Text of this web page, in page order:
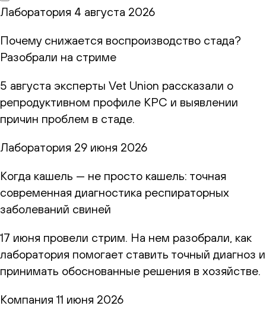
Лаборатория 4 августа 2026
Почему снижается воспроизводство стада?
Разобрали на стриме
5 августа эксперты Vet Union рассказали о
репродуктивном профиле КРС и выявлении
причин проблем в стаде.
Лаборатория 29 июня 2026
Когда кашель — не просто кашель: точная
современная диагностика респираторных
заболеваний свиней
17 июня провели стрим. На нем разобрали, как
лаборатория помогает ставить точный диагноз и
принимать обоснованные решения в хозяйстве.
Компания 11 июня 2026